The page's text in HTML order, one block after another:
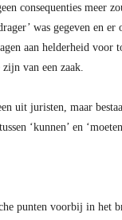
consequenties meer
was gegeven en
aan helderheid voor
van een zaak.
uit juristen, maar
‘kunnen’ en
punten voorbij in het